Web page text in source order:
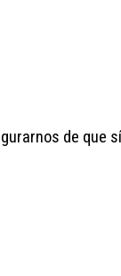
de que